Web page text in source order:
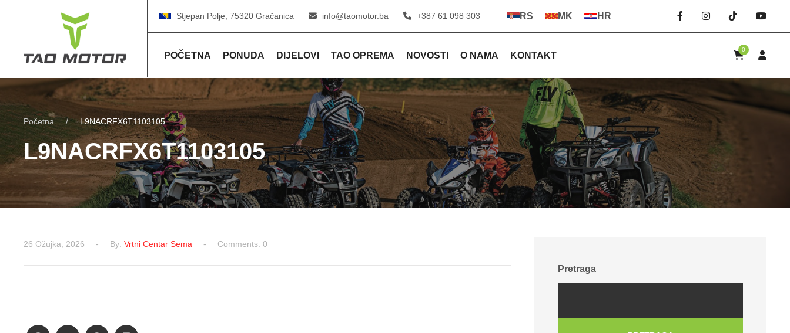
Stjepan Polje, 75320 Gračanica info@taomotor.ba +387 61 098 303 RS MK HR
POČETNA PONUDA DIJELOVI TAO OPREMA NOVOSTI O NAMA KONTAKT
0
Početna L9NACRFX6T1103105
L9NACRFX6T1103105
26 Ožujka, 2026 By: Vrtni Centar Sema Comments: 0
Pretraga